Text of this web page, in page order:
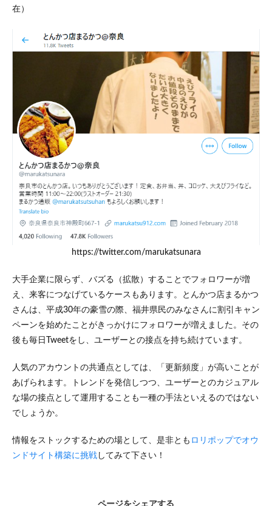
在）
https://twitter.com/marukatsunara
大手企業に限らず、バズる（拡散）することでフォロワーが増
え、来客につなげているケースもあります。とんかつ店まるかつ
さんは、平成30年の豪雪の際、福井県民のみなさんに割引キャン
ペーンを始めたことがきっかけにフォロワーが増えました。その
後も毎日Tweetをし、ユーザーとの接点を持ち続けています。
人気のアカウントの共通点としては、「更新頻度」が高いことが
あげられます。トレンドを発信しつつ、ユーザーとのカジュアル
な場の接点として運用することも一種の手法といえるのではない
でしょうか。
情報をストックするための場として、是非とも ロリポップでオウ
ンドサイト構築に挑戦 してみて下さい！
ページをシェアする